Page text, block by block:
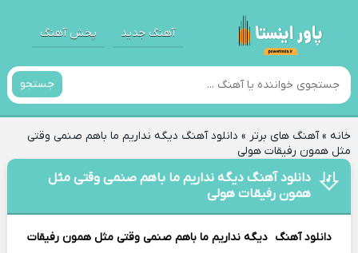
آهنگ جدید پخش آهنگ
جستجو
خانه»آهنگ های برتر » دانلود آهنگ دیگه نداریم ما باهم صنمی وقتی
مثل همون رفیقات هولی
دانلود آهنگ دیگه نداریم ما باهم صنمی وقتی مثل
همون رفیقات هولی
دانلود آهنگ دیگه نداریم ما باهم صنمی وقتی مثل همون رفیقات